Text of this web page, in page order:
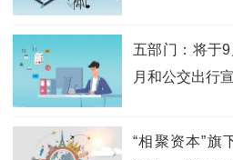
五部门：将于
月和公交出行
“相聚资本”旗